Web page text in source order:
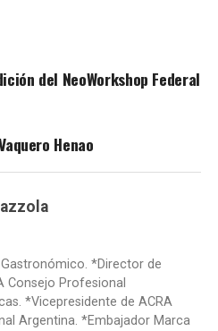
del NeoWorkshop Federal
Henao
*Director de
Consejo Profesional
*Vicepresidente de ACRA
Argentina. *Embajador Marca